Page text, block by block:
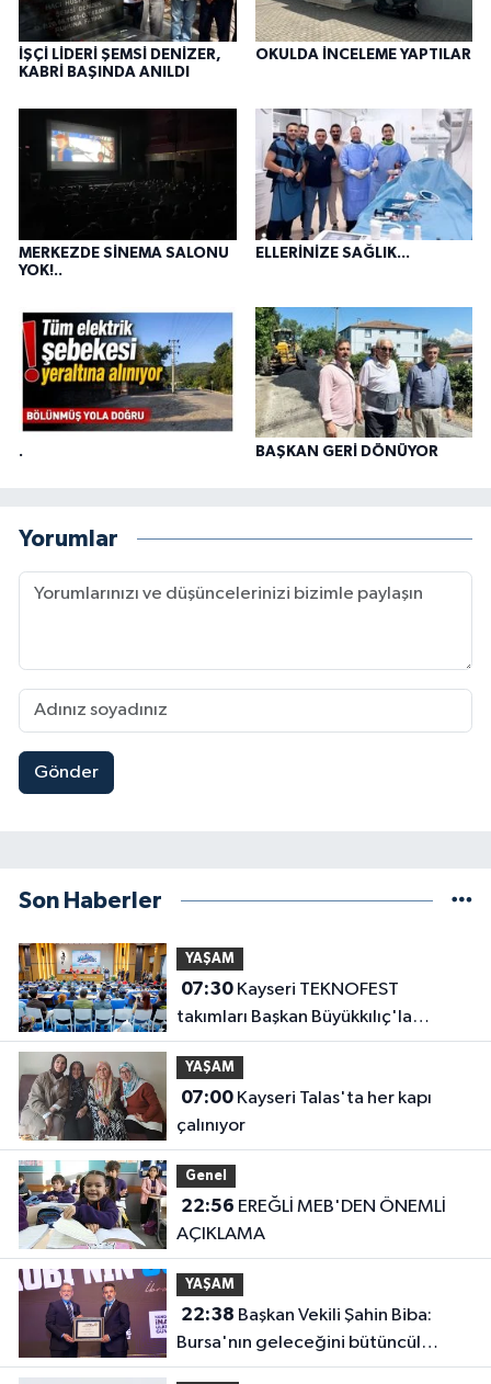
İŞÇİ LİDERİ ŞEMSİ DENİZER,
KABRİ BAŞINDA ANILDI
OKULDA İNCELEME YAPTILAR
MERKEZDE SİNEMA SALONU
YOK!..
ELLERİNİZE SAĞLIK...
. BAŞKAN GERİ DÖNÜYOR
Yorumlar
Gönder
Son Haberler
YAŞAM
07:30Kayseri TEKNOFEST
takımları Başkan Büyükkılıç'la
buluştu
YAŞAM
07:00Kayseri Talas'ta her kapı
çalınıyor
Genel
22:56
AÇIKLAMA
YAŞAM
22:38
Bursa'nın geleceğini bütüncül
anlayışla planlıyoruz